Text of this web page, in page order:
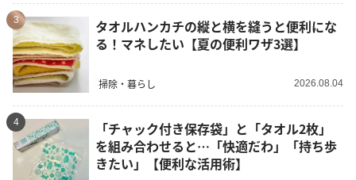
3
タオルハンカチの縦と横を縫うと便利にな
る！マネしたい【夏の便利ワザ3選】
掃除・暮らし 2026.08.04
4
「チャック付き保存袋」と「タオル2枚」
を組み合わせると…「快適だわ」「持ち歩
きたい」【便利な活用術】